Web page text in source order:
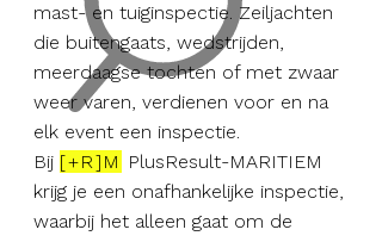
mast- en tuiginspectie. Zeiljachten
die buitengaats, wedstrijden,
meerdaagse tochten of met zwaar
weer varen, verdienen voor en na
elk event een inspectie.
Bij [+R]M PlusResult-MARITIEM
krijg je een onafhankelijke inspectie,
waarbij het alleen gaat om de